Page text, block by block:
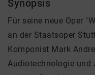
Synopsis
Für seine neue Oper
an der Staatsoper
Komponist Mark
Audiotechnologie und